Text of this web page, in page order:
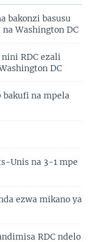
bakonzi basusu
Washington DC
RDC ezali
DC
bakufi na mpela
Unis na 3-1 mpe
ezwa mikano ya
RDC ndelo